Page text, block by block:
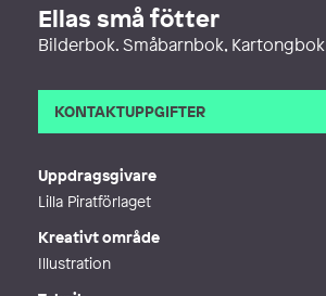
Ellas små fötter
Bilderbok. Småbarnbok, Kartongbok
KONTAKTUPPGIFTER
Uppdragsgivare
Lilla Piratförlaget
Kreativt område
Illustration